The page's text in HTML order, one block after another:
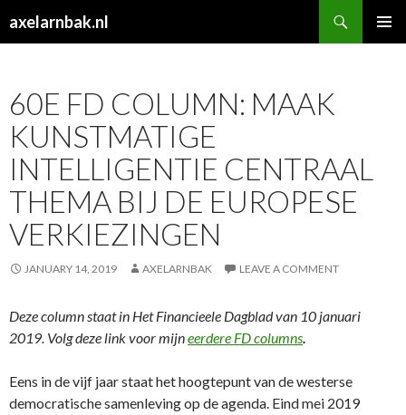
axelarnbak.nl
60E FD COLUMN: MAAK
KUNSTMATIGE
INTELLIGENTIE CENTRAAL
THEMA BIJ DE EUROPESE
VERKIEZINGEN
JANUARY 14, 2019 AXELARNBAK LEAVE A COMMENT
Deze column staat in Het Financieele Dagblad van 10 januari
2019. Volg deze link voor mijneerdere FD columns.
Eens in de vijf jaar staat het hoogtepunt van de westerse
democratische samenleving op de agenda. Eind mei 2019